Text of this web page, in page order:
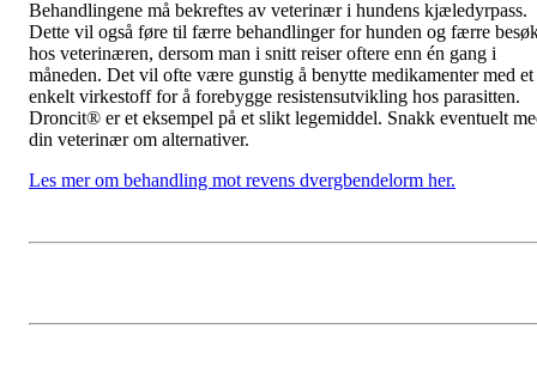
Behandlingene må bekreftes av veterinær i hundens kjæledyrpass.
Dette vil også føre til færre behandlinger for hunden og færre
hos veterinæren, dersom man i snitt reiser oftere enn én gang i
måneden. Det vil ofte være gunstig å benytte medikamenter med et
enkelt virkestoff for å forebygge resistensutvikling hos parasitten.
Droncit® er et eksempel på et slikt legemiddel. Snakk eventuelt
din veterinær om alternativer.
Les mer om behandling mot revens dvergbendelorm her.